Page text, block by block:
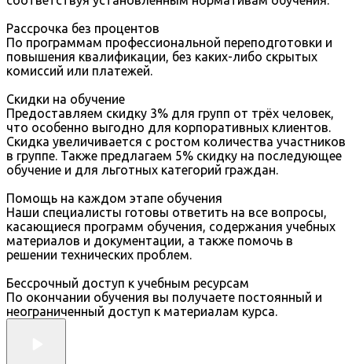
Рассрочка без процентов
По программам профессиональной переподготовки и
повышения квалификации, без каких-либо скрытых
комиссий или платежей.
Скидки на обучение
Предоставляем скидку 3% для групп от трёх человек,
что особенно выгодно для корпоративных клиентов.
Скидка увеличивается с ростом количества участников
в группе. Также предлагаем 5% скидку на последующее
обучение и для льготных категорий граждан.
Помощь на каждом этапе обучения
Наши специалисты готовы ответить на все вопросы,
касающиеся программ обучения, содержания учебных
материалов и документации, а также помочь в
решении технических проблем.
Бессрочный доступ к учебным ресурсам
По окончании обучения вы получаете постоянный и
неограниченный доступ к материалам курса.